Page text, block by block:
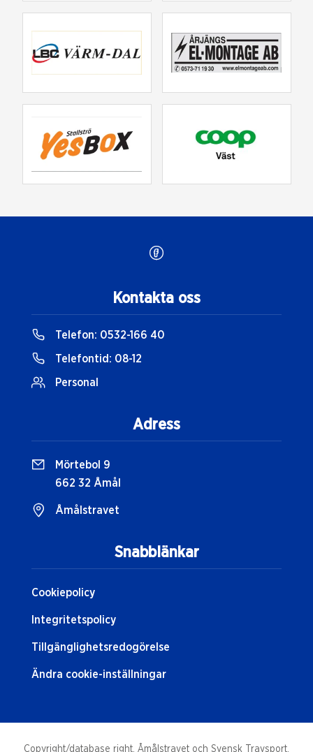
Snabblänkar
Cookiepolicy
Integritetspolicy
Tillgänglighetsredogörelse
Ändra cookie-inställningar
Kontakta oss
Telefon: 0532-166 40
Telefontid: 08-12
Personal
Adress
Mörtebol 9
662 32 Åmål
Åmålstravet
Copyright/database right, Åmålstravet och Svensk Travsport.